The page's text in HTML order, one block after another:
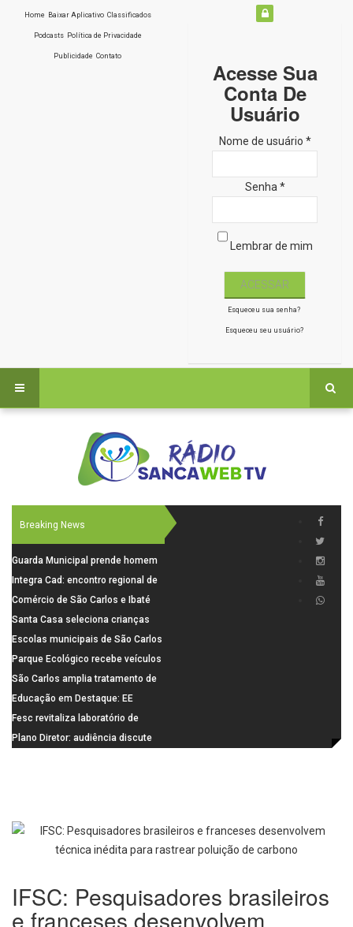
Home Baixar Aplicativo Classificados
Podcasts Política de Privacidade
Publicidade Contato
Acesse Sua
Conta De
Usuário
Nome de usuário *
Senha *
Lembrar de mim
Esqueceu sua senha?
Esqueceu seu usuário?
Breaking News
Guarda Municipal prende homem
por tentativa de furto em CEMEI
após cerco em São Carlos
Integra Cad: encontro regional de
segurança púbica será realizado
dia 10 de agosto em São Carlos
Comércio de São Carlos e Ibaté
terá horário especial para o dia
dos Pais
Santa Casa seleciona crianças
para pesquisa sobre dor de
crescimento
Escolas municipais de São Carlos
superam média Nacional do IDEB
Parque Ecológico recebe veículos
elétricos e moderniza rotina de
manejo dos animais
São Carlos amplia tratamento de
resíduos de saúde com autoclave
de última geração
Educação em Destaque: EE
Visconde da Cunha Bueno, em
Santa Eudóxia, alcança nota 7,8
Fesc revitaliza laboratório de
informática da Emeb Ulysses
Plano Diretor: audiência discute
IFSC: Pesquisadores brasileiros
e franceses desenvolvem